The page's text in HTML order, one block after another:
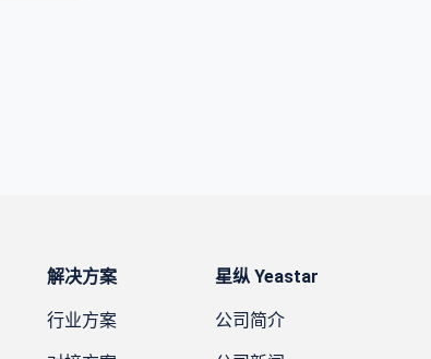
解决方案
行业方案
星纵 Yeastar
公司简介